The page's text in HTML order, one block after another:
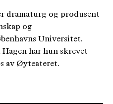
dramaturg og produsent
og
Universitet.
Hagen har hun skrevet
av Øyteateret.